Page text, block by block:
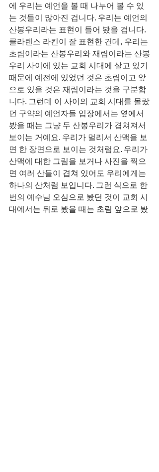
에 우리는 예언을 볼 때 나누어 볼 수 있
는 것들이 많아진 겁니다. 우리는 예언의
산봉우리라는 표현이 들어 봤을 겁니다.
클라렌스 라킨이 잘 표현한 건데, 우리는
초림이라는 산봉우리와 재림이라는 산봉
우리 사이에 있는 교회 시대에 살고 있기
때문에 예전에 있었던 것은 초림이고 앞
으로 있을 것은 재림이라는 것을 구분합
니다. 그런데 이 사이의 교회 시대를 몰랐
던 구약의 예언자들 입장에서는 옆에서
봤을 때는 그냥 두 산봉우리가 겹쳐져서
보이는 거예요. 우리가 멀리서 산맥을 보
면 한 장면으로 보이는 것처럼요. 우리가
산맥에 대한 그림을 보거나 사진을 찍으
면 여러 산들이 겹쳐 있어도 우리에게는
하나의 산처럼 보입니다. 그런 식으로 한
번의 예수님 오심으로 봤던 것이 교회 시
대에서는 뒤로 봤을 때는 초림 앞으로 봤